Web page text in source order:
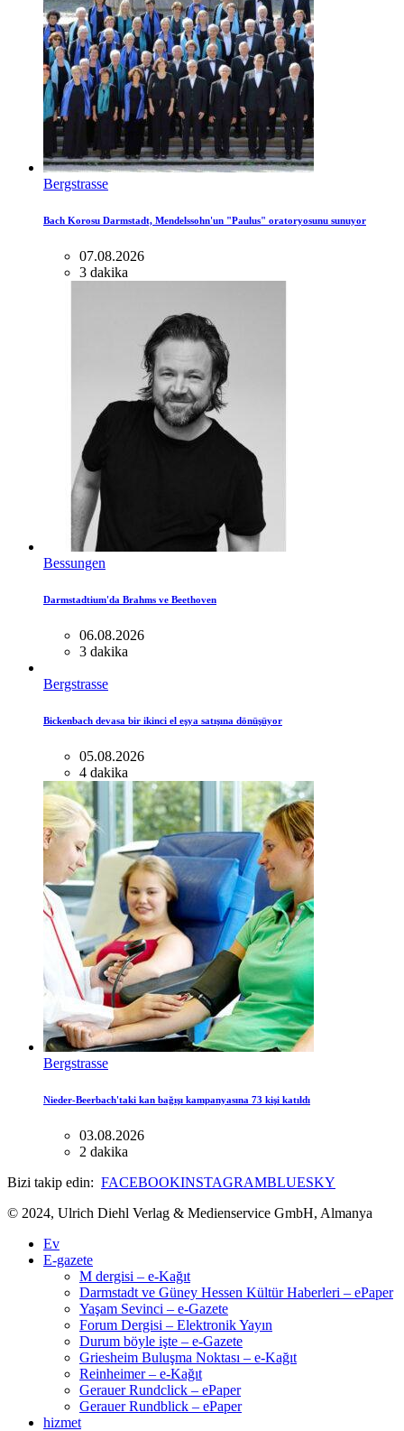
Bergstrasse
Bach Korosu Darmstadt, Mendelssohn'un "Paulus" oratoryosunu sunuyor
07.08.2026
3 dakika
Bessungen
Darmstadtium'da Brahms ve Beethoven
06.08.2026
3 dakika
Bergstrasse
Bickenbach devasa bir ikinci el eşya satışına dönüşüyor
05.08.2026
4 dakika
Bergstrasse
Nieder-Beerbach'taki kan bağışı kampanyasına 73 kişi katıldı
03.08.2026
2 dakika
Bizi takip edin: FACEBOOKINSTAGRAMBLUESKY
© 2024, Ulrich Diehl Verlag & Medienservice GmbH, Almanya
Ev
E-gazete
M dergisi – e-Kağıt
Darmstadt ve Güney Hessen Kültür Haberleri – ePaper
Yaşam Sevinci – e-Gazete
Forum Dergisi – Elektronik Yayın
Durum böyle işte – e-Gazete
Griesheim Buluşma Noktası – e-Kağıt
Reinheimer – e-Kağıt
Gerauer Rundclick – ePaper
Gerauer Rundblick – ePaper
hizmet